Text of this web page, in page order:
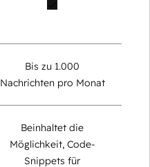
Bis zu 1.000
Nachrichten pro Monat
Beinhaltet die
Möglichkeit, Code-
Snippets für